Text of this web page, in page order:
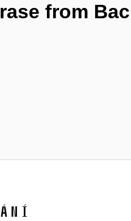
from